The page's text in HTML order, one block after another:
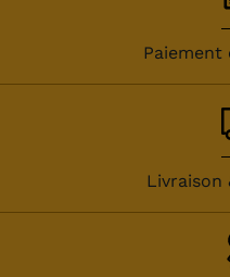
Paiement
Livraison